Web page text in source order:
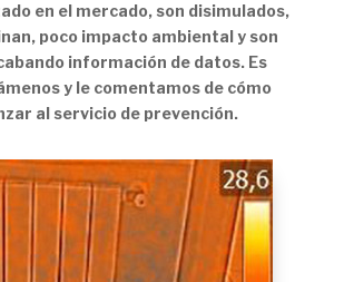
en el mercado, son disimulados,
poco impacto ambiental y son
información de datos. Es
y le comentamos de cómo
al servicio de prevención.